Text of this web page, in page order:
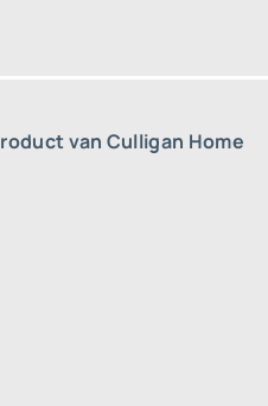
van Culligan Home